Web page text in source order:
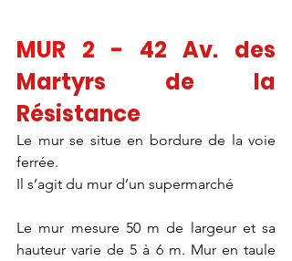
MUR 2 - 42 Av. des
Martyrs de la
Résistance
Le mur se situe en bordure de la voie
ferrée.
Il s’agit du mur d’un supermarché
Le mur mesure 50 m de largeur et sa
hauteur varie de 5 à 6 m. Mur en taule